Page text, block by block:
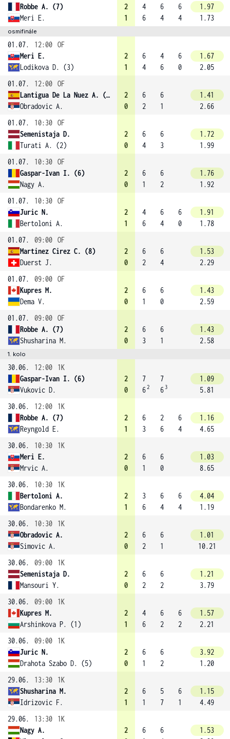
Robbe A. (7)
Meri E.
2
1
4
6
6
4
6
4
1.97
1.73
osmifinále
01.07. 12:00 OF
Meri E.
Lodikova D. (3)
2
1
6
4
4
6
6
0
1.67
2.05
01.07.
12:00 OF
Lantigua De La Nuez A. (4)
Obradovic A.
2
0
6
2
6
1
1.41
2.66
01.07.
10:30 OF
Semenistaja D.
Turati A. (2)
2
0
6
4
6
3
1.72
1.99
01.07.
10:30 OF
Gaspar-Ivan I. (6)
Nagy A.
2
0
6
1
6
2
1.76
1.92
01.07.
10:30 OF
Juric N.
Bertoloni A.
2
1
4
6
6
4
6
0
1.91
1.78
01.07.
09:00 OF
Martinez Cirez C. (8)
Duerst J.
2
0
6
2
6
4
1.53
2.29
01.07.
09:00 OF
Kupres M.
Dema V.
2
0
6
1
6
0
1.43
2.59
01.07.
09:00 OF
Robbe A. (7)
Shusharina M.
2
0
6
3
6
1
1.43
2.58
1. kolo
30.06. 12:00
1K
Gaspar-Ivan I. (6)
Vukovic D.
2
0
7
62
7
6 3
1.09
5.81
30.06.
12:00
1K
Robbe A. (7)
Reyngold E.
2
1
6
3
2
6
6
4
1.16
4.65
30.06.
10:30
1K
Meri E.
Mrvic A.
2
0
6
1
6
0
1.03
8.65
30.06.
10:30
1K
Bertoloni A.
Bondarenko M.
2
1
3
6
6
4
6
4
4.04
1.19
30.06.
10:30
1K
Obradovic A.
Simovic A.
2
0
6
2
6
1
1.01
10.21
30.06.
09:00
1K
Semenistaja D.
Mansouri Y.
2
0
6
2
6
2
1.21
3.79
30.06.
09:00
1K
Kupres M.
Arshinkova P. (1)
2
1
4
6
6
2
6
2
1.57
2.21
30.06.
09:00
1K
Juric N.
Drahota Szabo D. (5)
2
0
6
1
6
2
3.92
1.20
29.06.
13:30
1K
Shusharina M.
Idrizovic F.
2
1
6
1
5
7
6
1
1.15
4.49
29.06.
13:30
1K
Nagy A.
2
6
6
1.53